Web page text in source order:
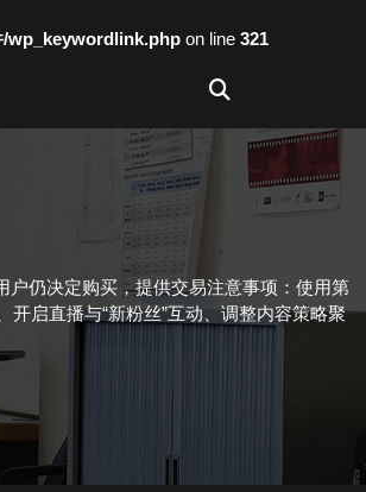
wp_keywordlink.php on line 321
户仍决定购买，提供交易注意事项：使用第
启直播与“新粉丝”互动、调整内容策略聚